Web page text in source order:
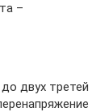
–
двух третей